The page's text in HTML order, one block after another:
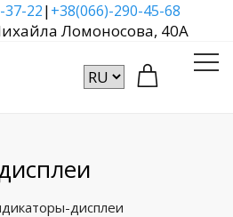
37-22|+38(066)-290-45-68
Ломоносова, 40А
дисплеи